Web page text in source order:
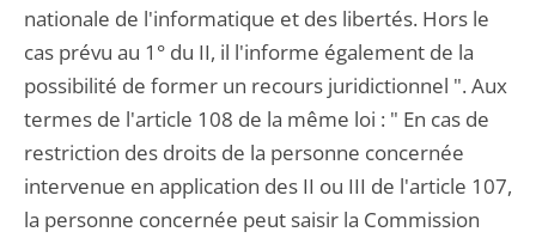
nationale de l'informatique et des libertés. Hors le
cas prévu au 1° du II, il l'informe également de la
possibilité de former un recours juridictionnel ". Aux
termes de l'article 108 de la même loi : " En cas de
restriction des droits de la personne concernée
intervenue en application des II ou III de l'article 107,
la personne concernée peut saisir la Commission